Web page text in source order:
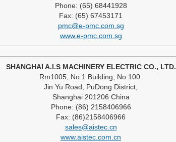
Phone: (65) 68441928
Fax: (65) 67453171
pmc@e-pmc.com.sg
www.e-pmc.com.sg
SHANGHAI A.I.S MACHINERY ELECTRIC CO., LTD.
Rm1005, No.1 Building, No.100.
Jin Yu Road, PuDong District,
Shanghai 201206 China
Phone: (86) 2158406966
Fax: (86)2158406966
sales@aistec.cn
www.aistec.com.cn